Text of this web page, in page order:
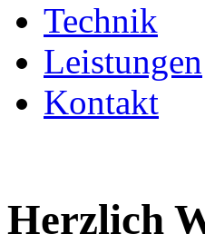
Technik
Leistungen
Kontakt
Herzlich